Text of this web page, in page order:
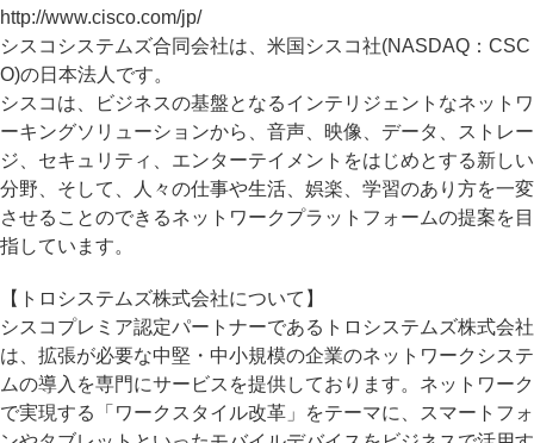
http://www.cisco.com/jp/
シスコシステムズ合同会社は、米国シスコ社(NASDAQ：CSC
O)の日本法人です。
シスコは、ビジネスの基盤となるインテリジェントなネットワ
ーキングソリューションから、音声、映像、データ、ストレー
ジ、セキュリティ、エンターテイメントをはじめとする新しい
分野、そして、人々の仕事や生活、娯楽、学習のあり方を一変
させることのできるネットワークプラットフォームの提案を目
指しています。
【トロシステムズ株式会社について】
シスコプレミア認定パートナーであるトロシステムズ株式会社
は、拡張が必要な中堅・中小規模の企業のネットワークシステ
ムの導入を専門にサービスを提供しております。ネットワーク
で実現する「ワークスタイル改革」をテーマに、スマートフォ